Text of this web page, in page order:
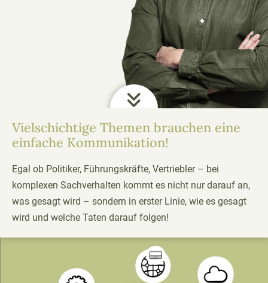
Vielschichtige Themen brauchen eine
einfache Kommunikation!
Egal ob Politiker, Führungskräfte, Vertriebler – bei
komplexen Sachverhalten kommt es nicht nur darauf an,
was gesagt wird – sondern in erster Linie, wie es gesagt
wird und welche Taten darauf folgen!